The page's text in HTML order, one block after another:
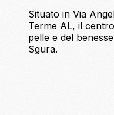
Situato in Via
Terme AL, il
pelle e del
Sgura.